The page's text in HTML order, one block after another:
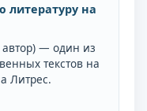
литературу на
автор) — один из
текстов на
Литрес.